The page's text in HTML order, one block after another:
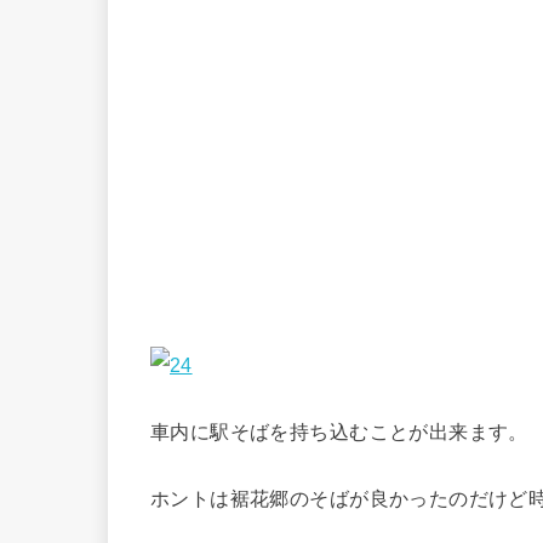
車内に駅そばを持ち込むことが出来ます。
ホントは裾花郷のそばが良かったのだけど